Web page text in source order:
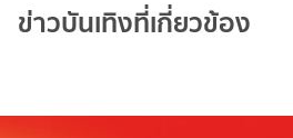
ข่าวบันเทิงที่เกี่ยวข้อง